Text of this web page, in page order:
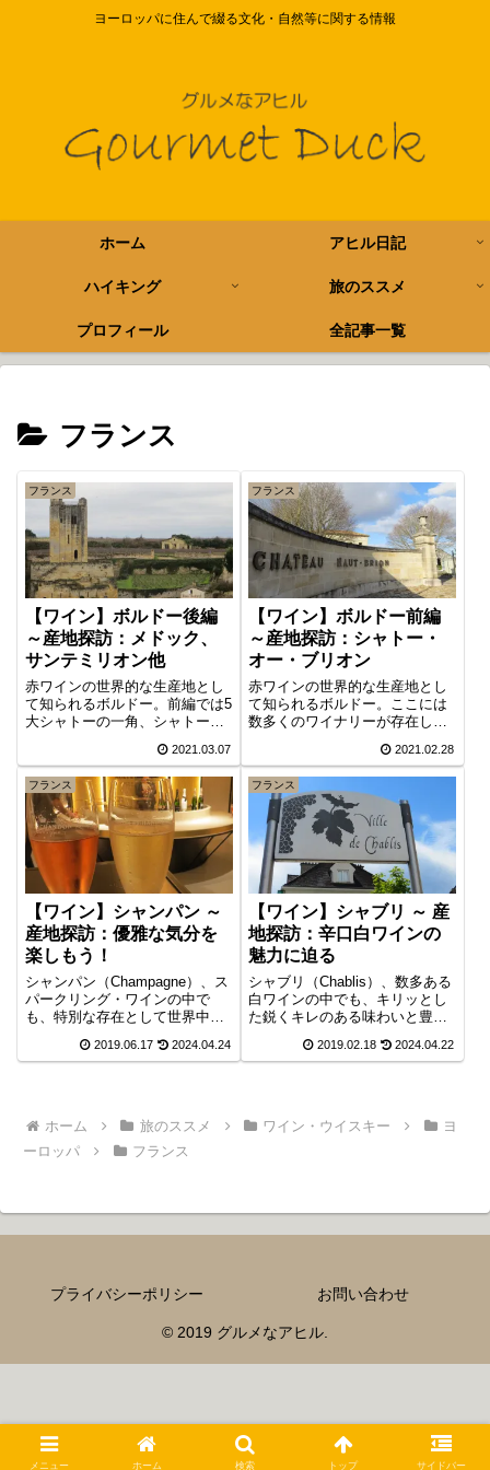
ヨーロッパに住んで綴る文化・自然等に関する情報
ホーム アヒル日記
ハイキング 旅のススメ
プロフィール 全記事一覧
フランス
フランス
【ワイン】ボルドー後編
～産地探訪：メドック、
サンテミリオン他
赤ワインの世界的な生産地とし
て知られるボルドー。前編では5
大シャトーの一角、シャトー・
ましたが、後編では5大地区のう
ち、メドック地区（マルゴー、
ポーイヤック）と右岸地区（サ
ン・テミリオン）の有名産地を
中心にご紹介します。
2021.03.07
フランス
【ワイン】ボルドー前編
～産地探訪：シャトー・
オー・ブリオン
赤ワインの世界的な生産地とし
て知られるボルドー。ここには
数多くのワイナリーが存在しま
件等からボルドー・ワインの最
上位・第一級に格付けされるの
が5大シャトーと呼ばれる５つの
ワイナリーです。今回、その一
角であるシャトー・オー・ブリ
オンを見学できたので、関連情
報と共にお届けします。
2021.02.28
フランス
【ワイン】シャンパン ～
産地探訪：優雅な気分を
楽しもう！
シャンパン（Champagne）、ス
パークリング・ワインの中で
も、特別な存在として世界中で
の産地を訪ね、優雅な気分を存
2019.06.17 2024.04.24
フランス
【ワイン】シャブリ ～ 産
地探訪：辛口白ワインの
魅力に迫る
シャブリ（Chablis）、数多ある
白ワインの中でも、キリッとし
た鋭くキレのある味わいと豊富
人気を博すワイン、今回はその
2019.02.18 2024.04.22
ホーム 旅のススメ ワイン・ウイスキー
ヨ
ーロッパ
フランス
プライバシーポリシー お問い合わせ
© 2019 グルメなアヒル.
メニュー ホーム 検索 トップ サイドバー